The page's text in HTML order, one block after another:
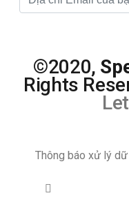
©2020,
Rights
Thông báo xử lý dữ